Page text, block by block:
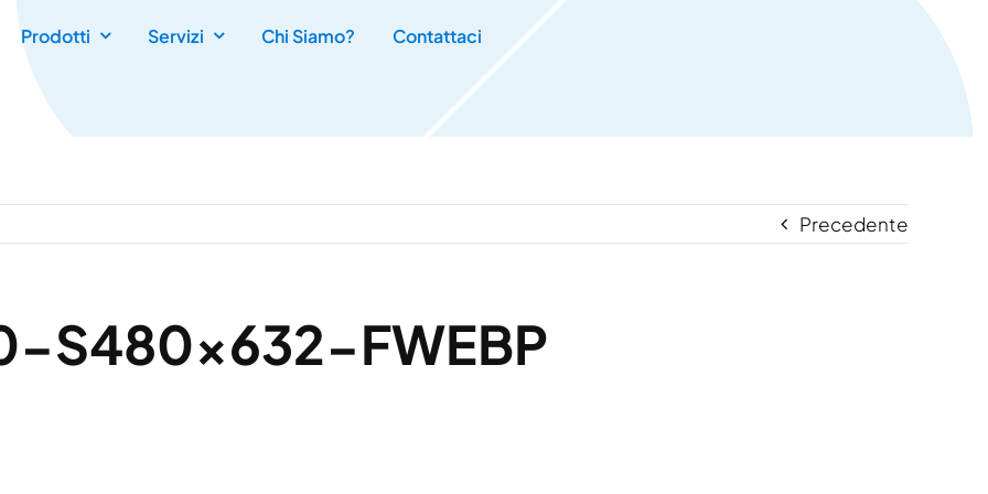
Prodotti Servizi Chi Siamo? Contattaci
Precedente
S480x632-FWEBP